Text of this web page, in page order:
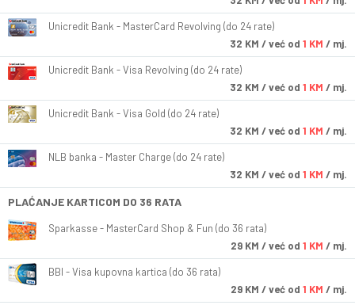
Unicredit Bank - MasterCard Revolving (do 24 rate)
32 KM / već od 1 KM / mj.
Unicredit Bank - Visa Revolving (do 24 rate)
32 KM / već od 1 KM / mj.
Unicredit Bank - Visa Gold (do 24 rate)
32 KM / već od 1 KM / mj.
NLB banka - Master Charge (do 24 rate)
32 KM / već od 1 KM / mj.
PLAĆANJE KARTICOM DO 36 RATA
Sparkasse - MasterCard Shop & Fun (do 36 rata)
29 KM / već od 1 KM / mj.
BBI - Visa kupovna kartica (do 36 rata)
29 KM / već od 1 KM / mj.